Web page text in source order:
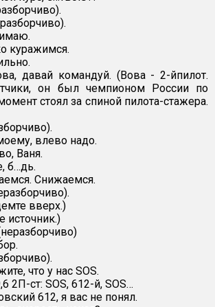
куражимся.
давай командуй. (Вова - 2-йпилот.
он был чемпионом России по
стоял за спиной пилота-стажера.
влево надо.
Ваня.
б…дь.
Снижаемся.
вверх.)
источник.)
что у нас SOS.
2П-ст: SOS, 612-й, SOS…
612, я вас не понял.